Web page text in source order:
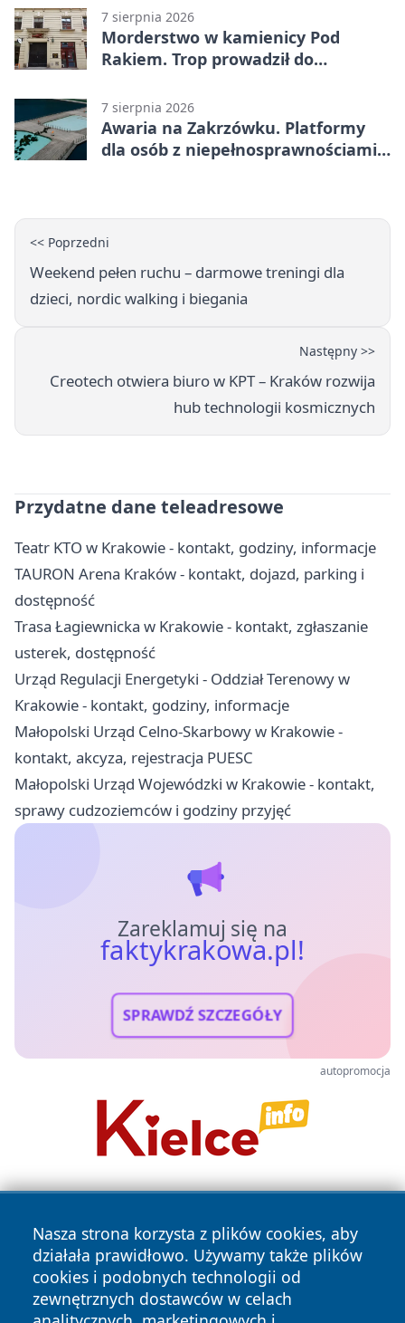
7 sierpnia 2026
Morderstwo w kamienicy Pod
Rakiem. Trop prowadził do
7 sierpnia 2026
Awaria na Zakrzówku. Platformy
dla osób z niepełnosprawnościami
<< Poprzedni
Weekend pełen ruchu – darmowe treningi dla
dzieci, nordic walking i biegania
Następny >>
Creotech otwiera biuro w KPT – Kraków rozwija
hub technologii kosmicznych
Przydatne dane teleadresowe
Teatr KTO w Krakowie - kontakt, godziny, informacje
TAURON Arena Kraków - kontakt, dojazd, parking i
dostępność
Trasa Łagiewnicka w Krakowie - kontakt, zgłaszanie
usterek, dostępność
Urząd Regulacji Energetyki - Oddział Terenowy w
Krakowie - kontakt, godziny, informacje
Małopolski Urząd Celno-Skarbowy w Krakowie -
kontakt, akcyza, rejestracja PUESC
Małopolski Urząd Wojewódzki w Krakowie - kontakt,
sprawy cudzoziemców i godziny przyjęć
Zareklamuj się na
faktykrakowa.pl!
SPRAWDŹ SZCZEGÓŁY
autopromocja
Nasza strona korzysta z plików cookies, aby
działała prawidłowo. Używamy także plików
cookies i podobnych technologii od
zewnętrznych dostawców w celach
Copyright © 2026 faktykrakowa.pl Wszystkie prawa